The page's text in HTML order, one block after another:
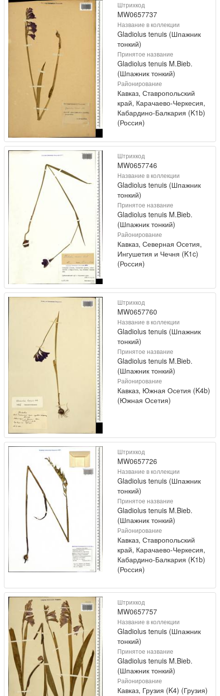
Штрихкод
MW0657737
Название в коллекции
Gladiolus tenuis (Шпажник
тонкий)
Принятое название
Gladiolus tenuis M.Bieb.
(Шпажник тонкий)
Районирование
Кавказ, Ставропольский
край, Карачаево-Черкесия,
Кабардино-Балкария (K1b)
(Россия)
Штрихкод
MW0657746
Название в коллекции
Gladiolus tenuis (Шпажник
тонкий)
Принятое название
Gladiolus tenuis M.Bieb.
(Шпажник тонкий)
Районирование
Кавказ, Северная Осетия,
Ингушетия и Чечня (K1c)
(Россия)
Штрихкод
MW0657760
Название в коллекции
Gladiolus tenuis (Шпажник
тонкий)
Принятое название
Gladiolus tenuis M.Bieb.
(Шпажник тонкий)
Районирование
Кавказ, Южная Осетия (K4b)
(Южная Осетия)
Штрихкод
MW0657726
Название в коллекции
Gladiolus tenuis (Шпажник
тонкий)
Принятое название
Gladiolus tenuis M.Bieb.
(Шпажник тонкий)
Районирование
Кавказ, Ставропольский
край, Карачаево-Черкесия,
Кабардино-Балкария (K1b)
(Россия)
Штрихкод
MW0657757
Название в коллекции
Gladiolus tenuis (Шпажник
тонкий)
Принятое название
Gladiolus tenuis M.Bieb.
(Шпажник тонкий)
Районирование
Кавказ, Грузия (K4) (Грузия)